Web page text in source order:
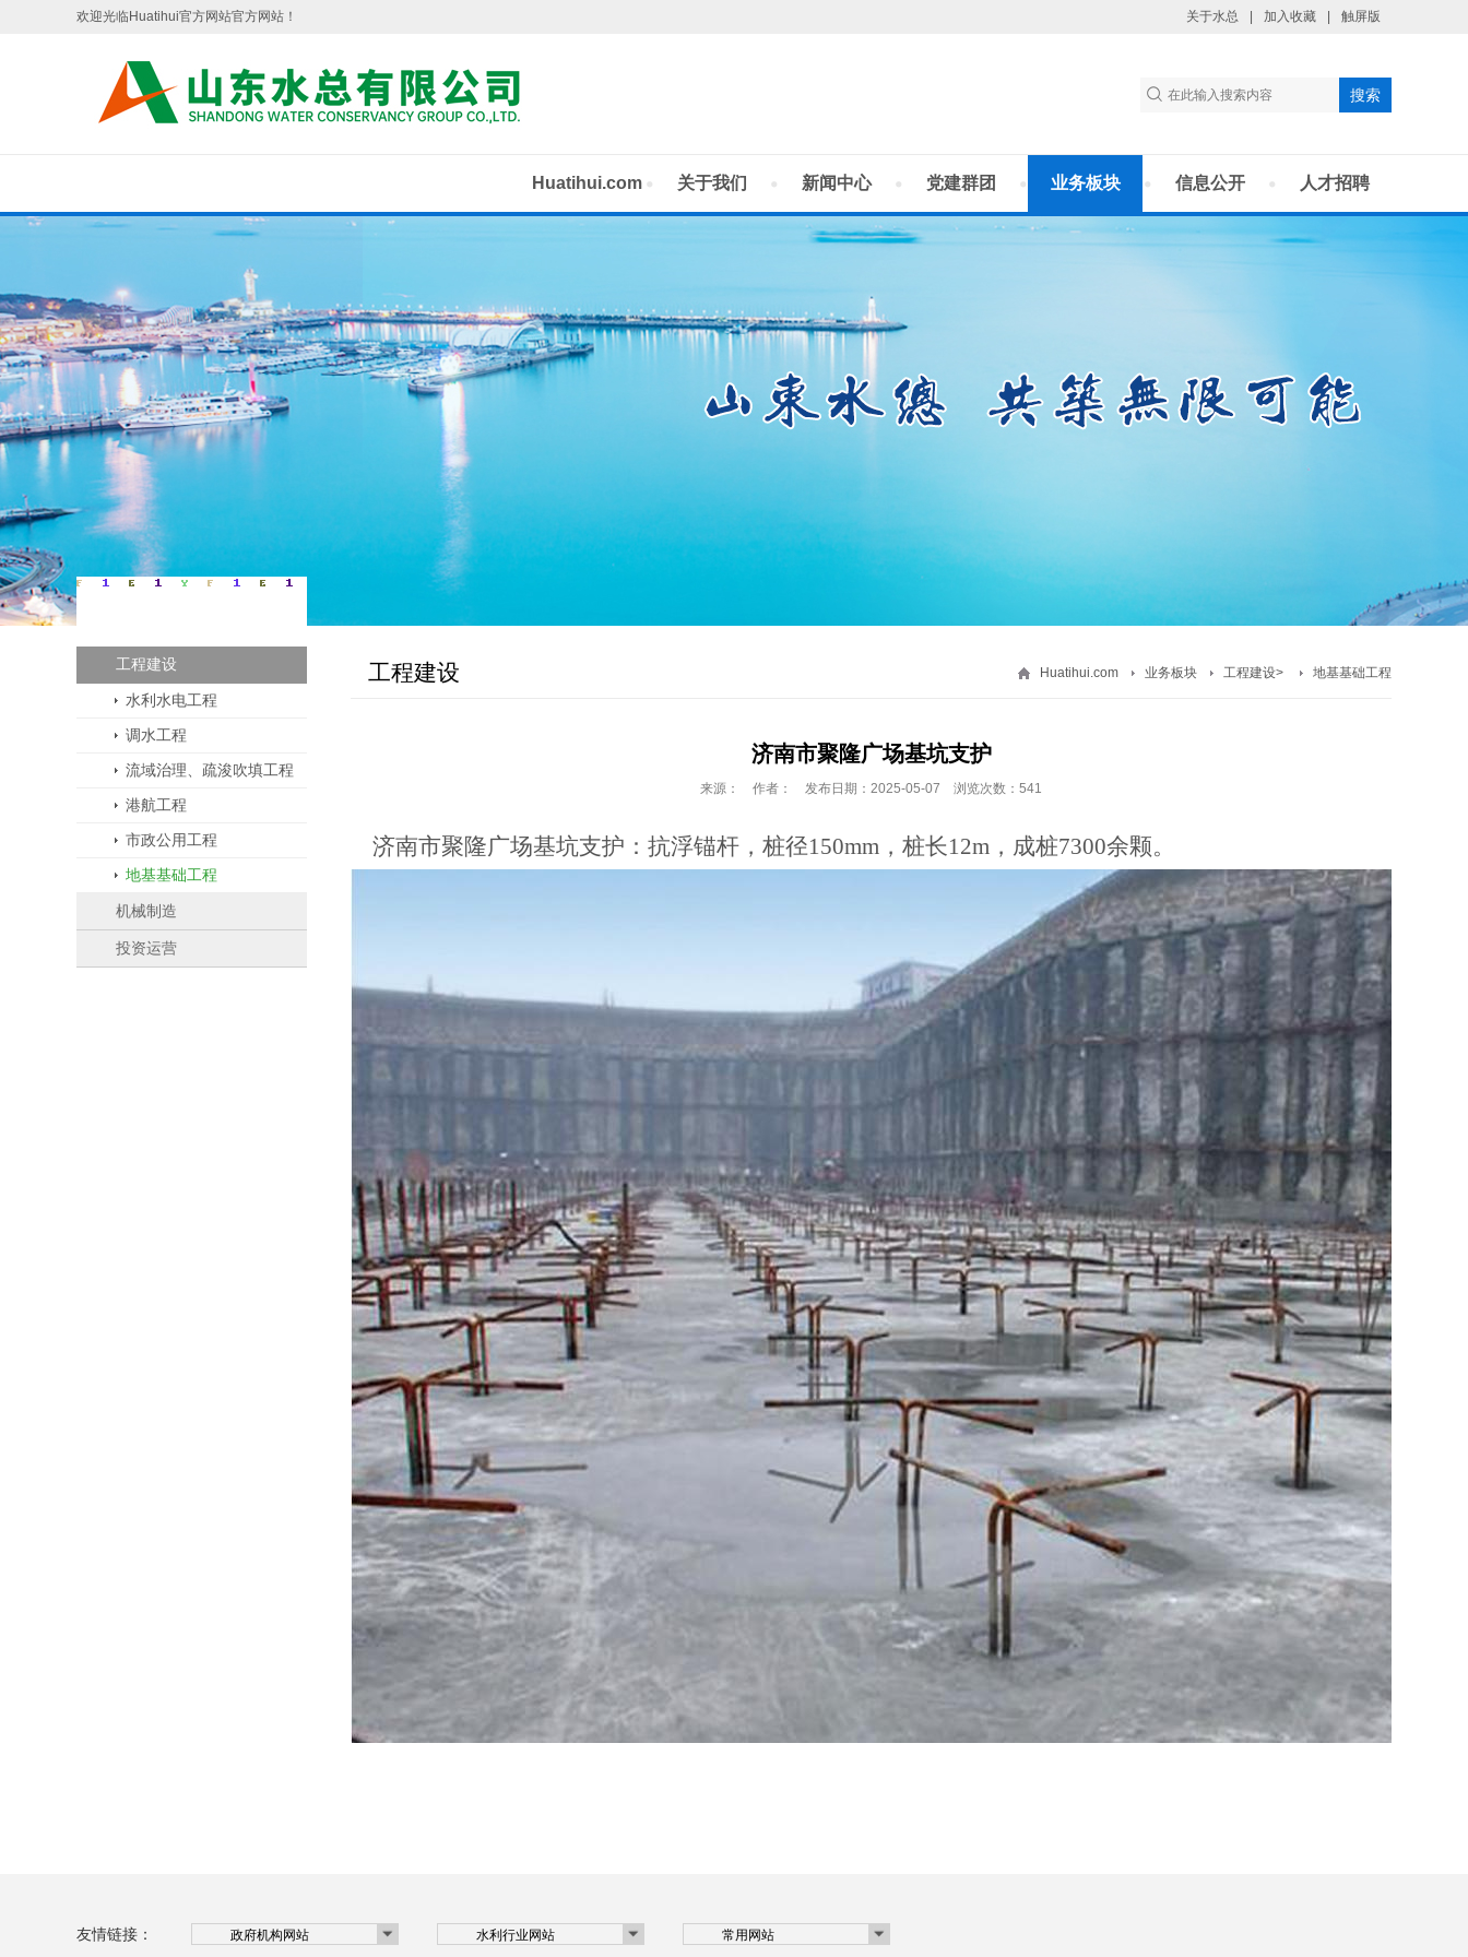
欢迎光临Huatihui官方网站官方网站！ 关于水总 加入收藏 触屏版
人才招聘
信息公开
业务板块
党建群团
新闻中心
关于我们
Huatihui.com
工程建设
水利水电工程
调水工程
流域治理、疏浚吹填工程
港航工程
市政公用工程
地基基础工程
机械制造
投资运营
Huatihui.com 业务板块 工程建设> 地基基础工程
工程建设
济南市聚隆广场基坑支护
来源： 作者： 发布日期：2025-05-07 浏览次数：541
济南市聚隆广场基坑支护：抗浮锚杆，桩径150mm，桩长12m，成桩7300余颗。
友情链接：